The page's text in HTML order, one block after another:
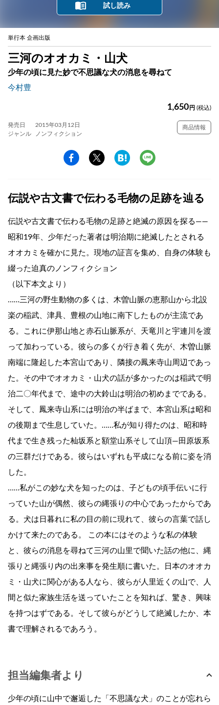
試し読み
単行本 企画出版
三河のオオカミ・山犬
少年の頃に見た妙で不思議な犬の消息を尋ねて
今村豊
1,650 円 (税込)
発売日
2015年03月12日
ジャンル
ノンフィクション
商品情報
伝説や古文書で伝わる毛物の足跡を辿る
伝説や古文書で伝わる毛物の足跡と絶滅の原因を探る――
昭和19年、少年だった著者は明治期に絶滅したとされる
オオカミを確かに見た。現地の証言を集め、自身の体験も
綴った迫真のノンフィクション
（以下本文より）
……三河の野生動物の多くは、木曽山脈の恵那山から北設
楽の稲武、津具、豊根の山地に南下したものが主流であ
る。これに伊那山地と赤石山脈系が、天竜川と宇連川を渡
って加わっている。彼らの多くが行き着く先が、木曽山脈
南端に隆起した本宮山であり、隣接の鳳来寺山周辺であっ
た。その中でオオカミ・山犬の話が多かったのは稲武で明
治二〇年代まで、途中の大鈴山は明治の初めまでである。
そして、鳳来寺山系には明治の半ばまで、本宮山系は昭和
の後期まで生息していた。……私が知り得たのは、昭和時
代まで生き残った杣坂系と額堂山系そして山頂―田原坂系
の三群だけである。彼らはいずれも平成になる前に姿を消
した。
……私がこの妙な犬を知ったのは、子どもの頃手伝いに行
っていた山が偶然、彼らの縄張りの中心であったからであ
る。犬は日暮れに私の目の前に現れて、彼らの言葉で話し
かけて来たのである。 この本にはそのような私の体験
と、彼らの消息を尋ねて三河の山里で聞いた話の他に、縄
張りと縄張り内の出来事を発生順に書いた。日本のオオカ
ミ・山犬に関心がある人なら、彼らが人里近くの山で、人
間と似た家族生活を送っていたことを知れば、驚き、興味
を持つはずである。そして彼らがどうして絶滅したか、本
書で理解されるであろう。
担当編集者より
少年の頃に山中で邂逅した「不思議な犬」のことが忘れら